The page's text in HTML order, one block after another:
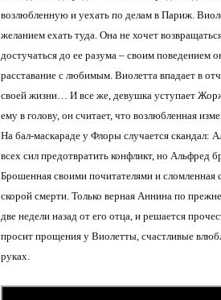
возлюбленную и уехать по делам в Париж.
желанием ехать туда. Она не хочет
достучаться до ее разума – своим поведением
расставание с любимым. Виолетта впадает в
своей жизни… И все же, девушка уступает
ему в голову, он считает, что возлюбленная
На бал-маскараде у Флоры случается
всех сил предотвратить конфликт, но Альфред
Брошенная своими почитателями и сломленная
скорой смерти. Только верная Аннина по
две недели назад от его отца, и решается
просит прощения у Виолетты, счастливые
руках.